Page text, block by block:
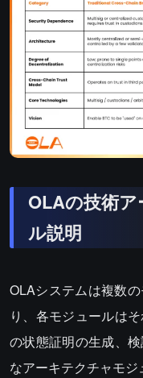
OLAの技術
ル説明
OLAシステムは複数
り、各モジュールは
の状態証明の生成、
なアーキテクチャモジ